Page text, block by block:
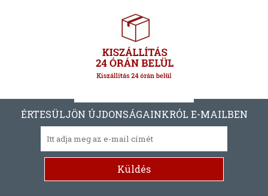
ÉRTESÜLJÖN ÚJDONSÁGAINKRÓL E-MAILBEN